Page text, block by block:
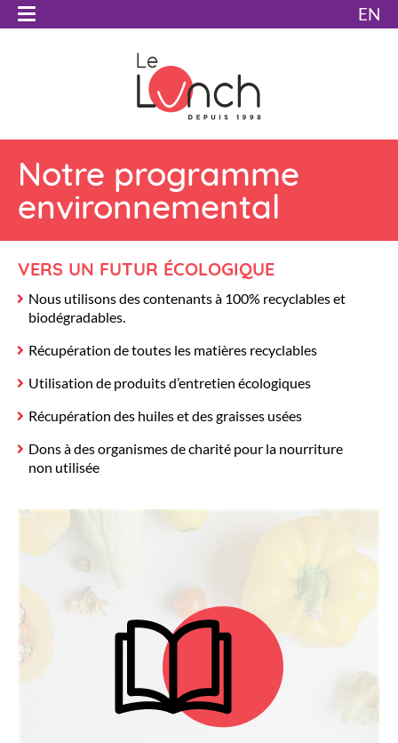
EN
Notre programme
environnemental
VERS UN FUTUR ÉCOLOGIQUE
Nous utilisons des contenants à 100% recyclables et
biodégradables.
Récupération de toutes les matières recyclables
Utilisation de produits d’entretien écologiques
Récupération des huiles et des graisses usées
Dons à des organismes de charité pour la nourriture
non utilisée